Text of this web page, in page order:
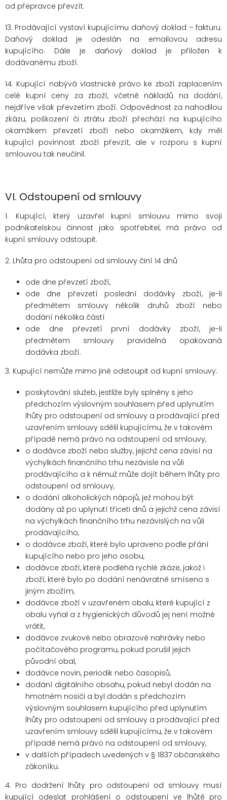
od přepravce převzít.
13. Prodávající vystaví kupujícímu daňový doklad – fakturu.
Daňový doklad je odeslán na emailovou adresu
kupujícího. Dále je daňový doklad je přiložen k
dodávanému zboží.
14. Kupující nabývá vlastnické právo ke zboží zaplacením
celé kupní ceny za zboží, včetně nákladů na dodání,
nejdříve však převzetím zboží. Odpovědnost za nahodilou
zkázu, poškození či ztrátu zboží přechází na kupujícího
okamžikem převzetí zboží nebo okamžikem, kdy měl
kupující povinnost zboží převzít, ale v rozporu s kupní
smlouvou tak neučinil.
VI. Odstoupení od smlouvy
1. Kupující, který uzavřel kupní smlouvu mimo svoji
podnikatelskou činnost jako spotřebitel, má právo od
kupní smlouvy odstoupit.
2. Lhůta pro odstoupení od smlouvy činí 14 dnů
ode dne převzetí zboží,
ode dne převzetí poslední dodávky zboží, je-li
předmětem smlouvy několik druhů zboží nebo
dodání několika částí
ode dne převzetí první dodávky zboží, je-li
předmětem smlouvy pravidelná opakovaná
dodávka zboží.
3. Kupující nemůže mimo jiné odstoupit od kupní smlouvy:
poskytování služeb, jestliže byly splněny s jeho
předchozím výslovným souhlasem před uplynutím
lhůty pro odstoupení od smlouvy a prodávající před
uzavřením smlouvy sdělil kupujícímu, že v takovém
případě nemá právo na odstoupení od smlouvy,
o dodávce zboží nebo služby, jejichž cena závisí na
výchylkách finančního trhu nezávisle na vůli
prodávajícího a k němuž může dojít během lhůty pro
odstoupení od smlouvy,
o dodání alkoholických nápojů, jež mohou být
dodány až po uplynutí třiceti dnů a jejichž cena závisí
na výchylkách finančního trhu nezávislých na vůli
prodávajícího,
o dodávce zboží, které bylo upraveno podle přání
kupujícího nebo pro jeho osobu,
dodávce zboží, které podléhá rychlé zkáze, jakož i
zboží, které bylo po dodání nenávratně smíseno s
jiným zbožím,
dodávce zboží v uzavřeném obalu, které kupující z
obalu vyňal a z hygienických důvodů jej není možné
vrátit,
dodávce zvukové nebo obrazové nahrávky nebo
počítačového programu, pokud porušil jejich
původní obal,
dodávce novin, periodik nebo časopisů,
dodání digitálního obsahu, pokud nebyl dodán na
hmotném nosiči a byl dodán s předchozím
výslovným souhlasem kupujícího před uplynutím
lhůty pro odstoupení od smlouvy a prodávající před
uzavřením smlouvy sdělil kupujícímu, že v takovém
případě nemá právo na odstoupení od smlouvy,
v dalších případech uvedených v § 1837 občanského
zákoníku.
4. Pro dodržení lhůty pro odstoupení od smlouvy musí
kupující odeslat prohlášení o odstoupení ve lhůtě pro